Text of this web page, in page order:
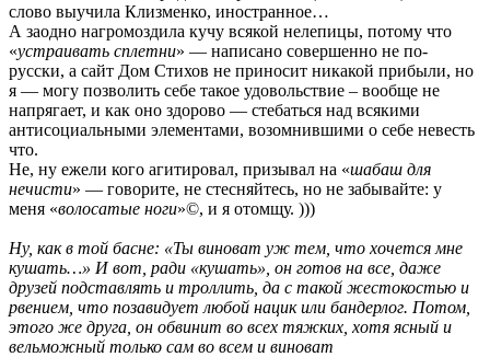
слово выучила Клизменко, иностранное…
А заодно нагромоздила кучу всякой нелепицы, потому что
«устраивать сплетни» — написано совершенно не по-
русски, а сайт Дом Стихов не приносит никакой прибыли, но
я — могу позволить себе такое удовольствие – вообще не
напрягает, и как оно здорово — стебаться над всякими
антисоциальными элементами, возомнившими о себе невесть
что.
Не, ну ежели кого агитировал, призывал на «шабаш для
нечисти» — говорите, не стесняйтесь, но не забывайте: у
меня «волосатые ноги»©, и я отомщу. )))
Ну, как в той басне: «Ты виноват уж тем, что хочется мне
кушать…» И вот, ради «кушать», он готов на все, даже
друзей подставлять и троллить, да с такой жестокостью и
рвением, что позавидует любой нацик или бандерлог. Потом,
этого же друга, он обвинит во всех тяжких, хотя ясный и
вельможный только сам во всем и виноват